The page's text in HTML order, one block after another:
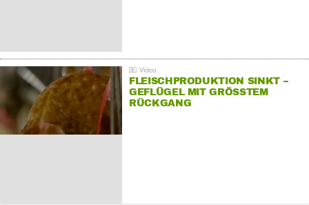
FLEISCHPRODUKTION SINKT –
GEFLÜGEL MIT GRÖSSTEM R
ÜCKGANG